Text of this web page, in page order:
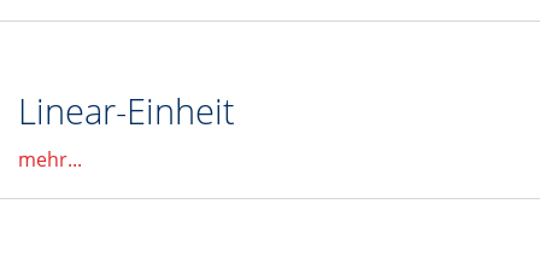
Linear-Einheit
mehr...